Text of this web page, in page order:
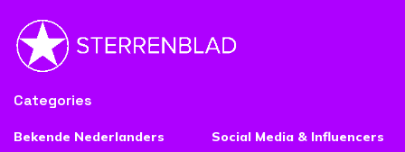
Categories
Bekende Nederlanders
Social Media & Influencers